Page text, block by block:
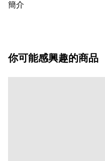
簡介
你可能感興趣的商品